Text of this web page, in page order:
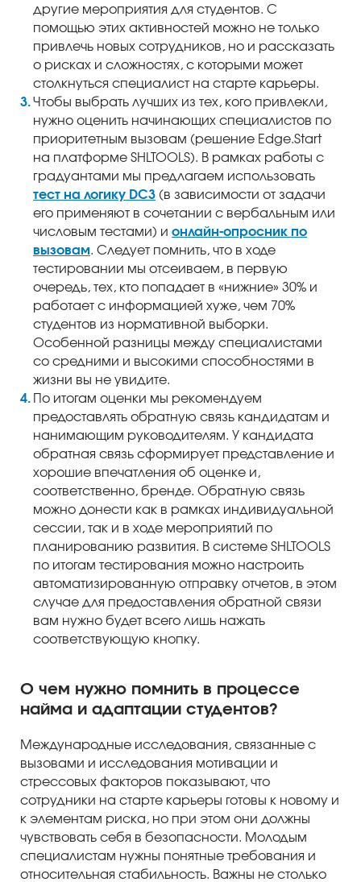
другие мероприятия для студентов. С
помощью этих активностей можно не только
привлечь новых сотрудников, но и рассказать
о рисках и сложностях, с которыми может
столкнуться специалист на старте карьеры.
Чтобы выбрать лучших из тех, кого привлекли,
нужно оценить начинающих специалистов по
приоритетным вызовам (решение Edge.Start
на платформе SHLTOOLS). В рамках работы с
градуантами мы предлагаем использовать
тест на логику DC3 (в зависимости от задачи
его применяют в сочетании с вербальным или
числовым тестами) и онлайн-опросник по
вызовам. Следует помнить, что в ходе
тестировании мы отсеиваем, в первую
очередь, тех, кто попадает в «нижние» 30% и
работает с информацией хуже, чем 70%
студентов из нормативной выборки.
Особенной разницы между специалистами
со средними и высокими способностями в
жизни вы не увидите.
По итогам оценки мы рекомендуем
предоставлять обратную связь кандидатам и
нанимающим руководителям. У кандидата
обратная связь сформирует представление и
хорошие впечатления об оценке и,
соответственно, бренде. Обратную связь
можно донести как в рамках индивидуальной
сессии, так и в ходе мероприятий по
планированию развития. В системе SHLTOOLS
по итогам тестирования можно настроить
автоматизированную отправку отчетов, в этом
случае для предоставления обратной связи
вам нужно будет всего лишь нажать
соответствующую кнопку.
О чем нужно помнить в процессе
найма и адаптации студентов?
Международные исследования, связанные с
вызовами и исследования мотивации и
стрессовых факторов показывают, что
сотрудники на старте карьеры готовы к новому и
к элементам риска, но при этом они должны
чувствовать себя в безопасности. Молодым
специалистам нужны понятные требования и
относительная стабильность. Важны не столько